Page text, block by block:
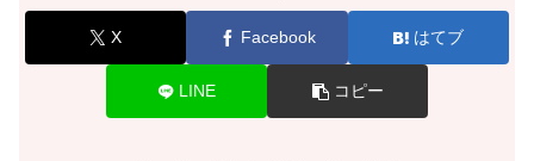
X Facebook はてブ
LINE コピー